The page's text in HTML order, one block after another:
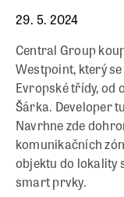
29. 5. 2024
Central Group
Westpoint, který
Evropské třídy, od
Šárka. Developer
Navrhne zde
komunikačních
objektu do lokality
smart prvky.